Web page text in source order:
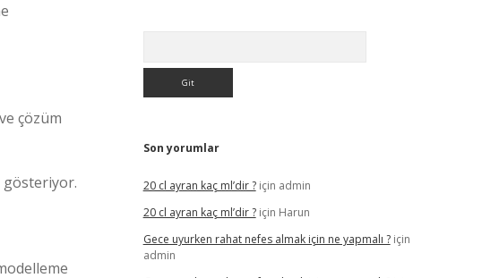
çözüm
gösteriyor.
Son yorumlar
20 cl ayran kaç ml’dir ?için admin
20 cl ayran kaç ml’dir ?için Harun
Gece uyurken rahat nefes almak için ne yapmalı ?için
admin